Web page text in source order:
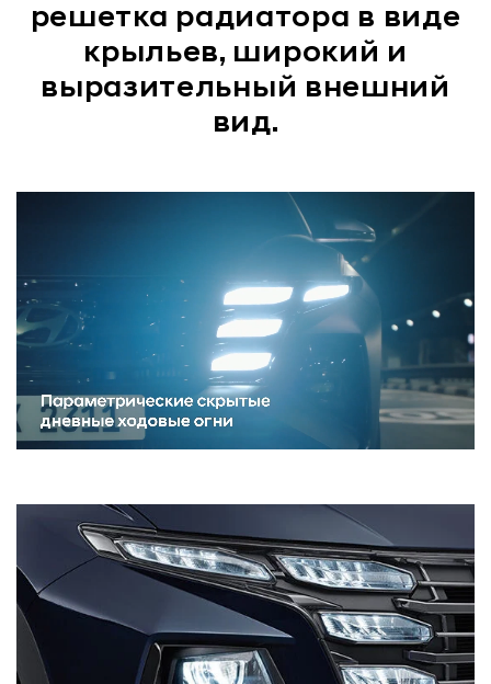
решетка радиатора в виде
крыльев, широкий и
выразительный внешний
вид.